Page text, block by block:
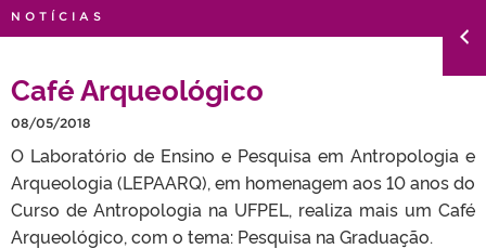
NOTÍCIAS
Café Arqueológico
08/05/2018
O Laboratório de Ensino e Pesquisa em Antropologia e
Arqueologia (LEPAARQ), em homenagem aos 10 anos do
Curso de Antropologia na UFPEL, realiza mais um Café
Arqueológico, com o tema: Pesquisa na Graduação.